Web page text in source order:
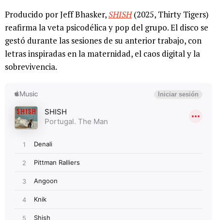
Producido por Jeff Bhasker,SHISH(2025, Thirty Tigers)
reafirma la veta psicodélica y pop del grupo. El disco se
gestó durante las sesiones de su anterior trabajo, con
letras inspiradas en la maternidad, el caos digital y la
sobrevivencia.